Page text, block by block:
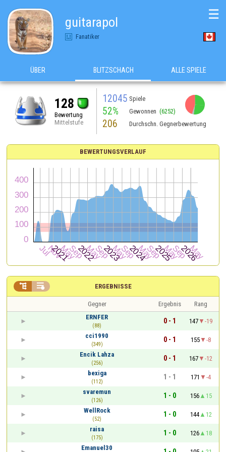
guitarapol
Fanatiker
☰
ÜBER BLITZSCHACH ALLE SPIELE
128
Bewertung
Mittelstufe
12045 Spiele
52% Gewonnen (6252)
206 Durchschn. Gegnerbewertung
BEWERTUNGSVERLAUF
ERGEBNISSE
 
Gegner Ergebnis
Rang
ERNFER
(88)
0 - 1 147
-19
cci1990
(349)
0 - 1 155
-8
Encik Lahza
(256)
0 - 1 167
-12
bexiga
(112)
1 - 1 171
-4
svaremun
(126)
1 - 0 156
15
WellRock
(52)
1 - 0 144
12
raisa
(175)
1 - 0 126
18
Emanuel30